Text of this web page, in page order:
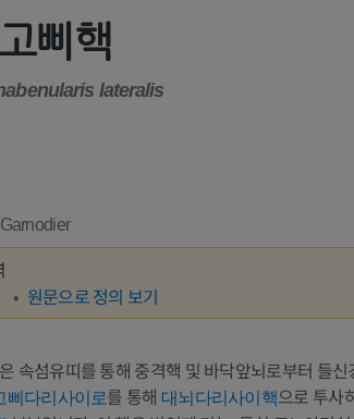
삐핵
lateralis
원문으로 정의 보기
은 속섬유띠를 통해 중격핵 및 바닥앞뇌로부터 들
삐다리사이로를 통해 대뇌다리사이핵으로 투사